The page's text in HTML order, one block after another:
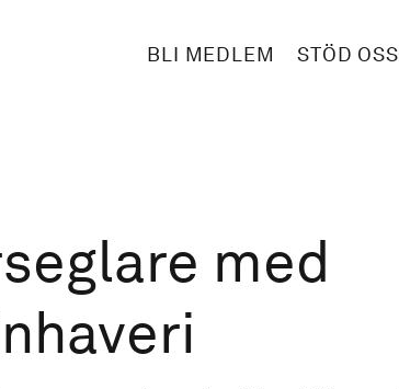
BLI MEDLEM STÖD OSS
med